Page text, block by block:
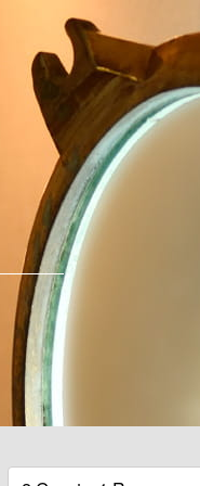
【公式】1日3組限定のオ